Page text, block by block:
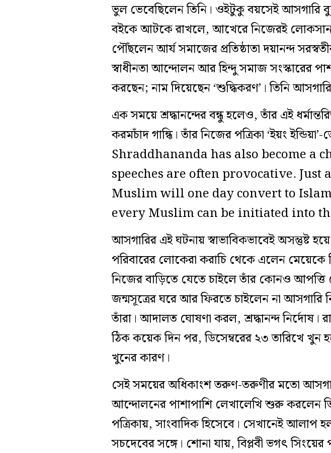
ভুল ভেবেছিলেন তিনি। ওইটুকু বয়সেই আসগারি
বইকে আটকে রাখলে, আখেরে নিজেরই লোকসান।
পৌঁছলেন আর্য সমাজের প্রতিষ্ঠাতা দয়ানন্দ
স্বাধীনতা আন্দোলন আর হিন্দু সমাজ সংস্কারের
করছেন; নাম দিয়েছেন ‘শুদ্ধিকরণ’। তিনি
এক সময়ে শ্রদ্ধানন্দের বন্ধু হলেও, তাঁর এই
করমচাঁদ গান্ধি। তাঁর নিজের পত্রিকা ‘ইয়ং
Shraddhananda has also become a
speeches are often provocative.
Muslim will one day convert to
every Muslim can be initiated into
আসগারির এই ঘটনায় স্বাভাবিকভাবেই অসন্তুষ্ট
পরিবারের লোকেরা করাচি থেকে এলেন মেয়েকে
নিজের বাড়িতে যেতে চাইলে তাঁর কোনও আপত্তি
জন্মসূত্রের ঘরে আর ফিরতে চাইলেন না আসগারি
তাঁরা। আদালত ঘোষণা করল, শ্রদ্ধানন্দ নির্দোষ।
ঠিক কয়েক দিন পর, ডিসেম্বরের ২৩ তারিখে খুন
খুনের কারণ।
সেই সময়ের অধিকাংশ তরুণ-তরুণীর মতো
আন্দোলনের পাশাপাশি লেখালেখি শুরু করলেন
পত্রিকায়, সাংবাদিক হিসেবে। সেখানেই আলাপ
সচদেবের সঙ্গে। শোনা যায়, বিপ্লবী ভগৎ